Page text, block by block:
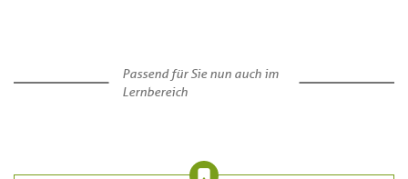
Passend für Sie nun auch im
Lernbereich